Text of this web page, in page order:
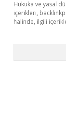
Hukuka ve yasal
içerikleri,
halinde, ilgili